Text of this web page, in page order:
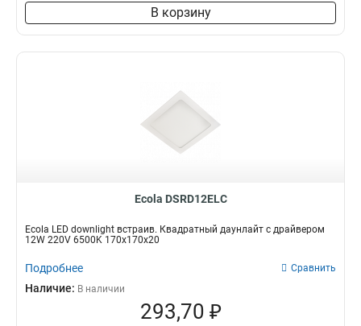
В корзину
Ecola DSRD12ELC
Ecola LED downlight встраив. Квадратный даунлайт с драйвером
12W 220V 6500K 170x170x20
Подробнее Сравнить
Наличие: В наличии
293,70 ₽